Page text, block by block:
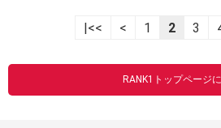
|<< < 1 2 3
RANK1トップページ